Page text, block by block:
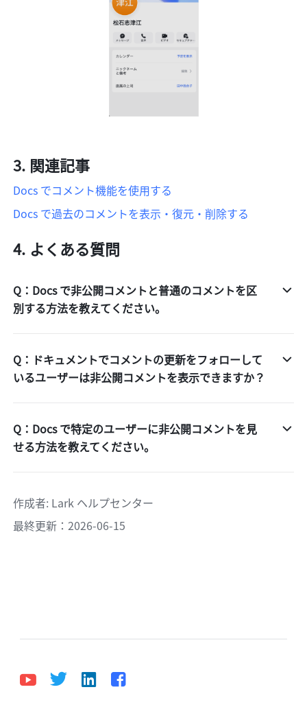
関連記事
Docs でコメント機能を使用する
Docs で過去のコメントを表示・復元・削除する
よくある質問
Q：Docs で非公開コメントと普通のコメントを区
別する方法を教えてください。
Q：ドキュメントでコメントの更新をフォローして
いるユーザーは非公開コメントを表示できますか？
Q：Docs で特定のユーザーに非公開コメントを見
せる方法を教えてください。
作成者: Lark ヘルプセンター
最終更新：2026-06-15